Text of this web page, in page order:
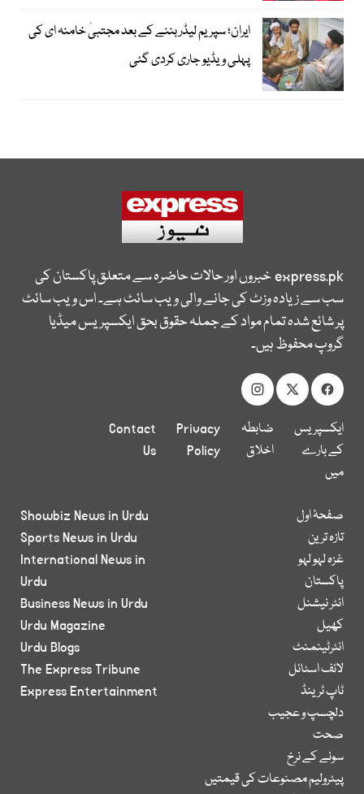
ایران؛ سپریم لیڈر بننے کے بعد مجتبیٰ خامنہ ای کی
پہلی ویڈیو جاری کردی گئی
express.pkخبروں اور حالات حاضرہ سے متعلق پاکستان کی
سب سے زیادہ وزٹ کی جانے والی ویب سائٹ ہے۔ اس ویب سائٹ
پر شائع شدہ تمام مواد کے جملہ حقوق بحق ایکسپریس میڈیا
گروپ محفوظ ہیں۔
ایکسپریس
کے بارے
میں
ضابطہ
اخلاق
Privacy
Policy
Contact
Us
صفحۂ اول
تازہ ترین
غزہ لہو لہو
پاکستان
انٹر نیشنل
کھیل
انٹرٹینمنٹ
لائف اسٹائل
ٹاپ ٹرینڈ
دلچسپ و عجیب
صحت
سونے کے نرخ
پیٹرولیم مصنوعات کی قیمتیں
Showbiz News in Urdu
Sports News in Urdu
International News in
Urdu
Business News in Urdu
Urdu Magazine
Urdu Blogs
The Express Tribune
Express Entertainment